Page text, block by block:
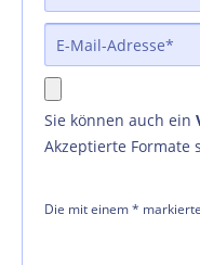
Sie können auch ein
Akzeptierte Formate
Die mit einem *